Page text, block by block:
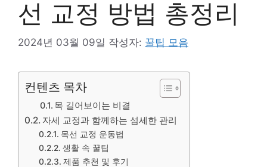
선 교정 방법 총정리
2024년 03월 09일 작성자: 꿀팁 모음
컨텐츠 목차
목 길어보이는 비결
자세 교정과 함께하는 섬세한 관리
목선 교정 운동법
생활 속 꿀팁
제품 추천 및 후기